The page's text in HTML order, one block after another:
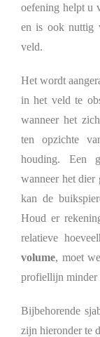
oefening helpt u
en is ook nuttig
veld.
Het wordt
in het veld te
wanneer het
ten opzichte
houding. Een
wanneer het dier
kan de
Houd er
relatieve
volume, moet
profiellijn minder
Bijbehorende
zijn hieronder te